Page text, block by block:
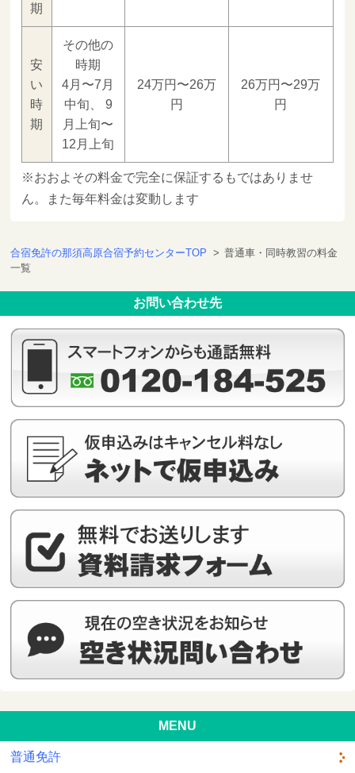
期
安
い
時
期
その他の
時期
4月〜7月
中旬、 9
月上旬〜
12月上旬
24万円〜26万
円
26万円〜29万
円
※おおよその料金で完全に保証するもではありませ
ん。また毎年料金は変動します
合宿免許の那須高原合宿予約センターTOP > 普通車・同時教習の料金
一覧
お問い合わせ先
MENU
普通免許